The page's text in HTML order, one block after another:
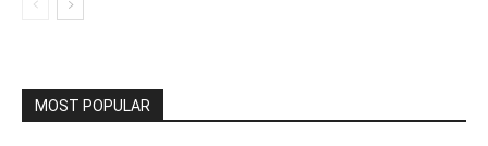
MOST POPULAR